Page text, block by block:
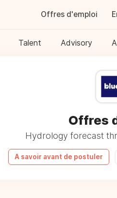
Offres d'emploi
Talent Advisory
Offres
Hydrology forecast
A savoir avant de postuler